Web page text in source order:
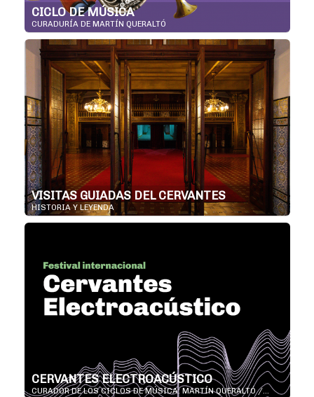
CICLO DE MÚSICA
CURADURÍA DE MARTÍN QUERALTÓ
VISITAS GUIADAS DEL CERVANTES
HISTORIA Y LEYENDA
CERVANTES ELECTROACÚSTICO
CURADOR DE LOS CICLOS DE MÚSICA: MARTÍN QUERALTÓ /...